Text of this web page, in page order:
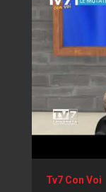
Tv7 Con Voi